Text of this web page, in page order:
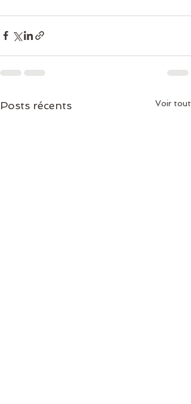
Posts récents Voir tout